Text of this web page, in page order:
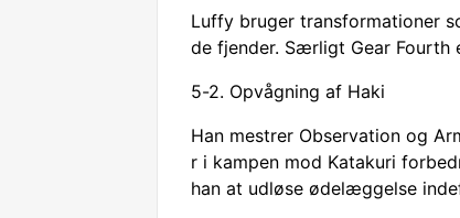
Luffy bruger transformationer
de fjender. Særligt Gear Fourth
5-2. Opvågning af Haki
Han mestrer Observation og
r i kampen mod Katakuri
han at udløse ødelæggelse